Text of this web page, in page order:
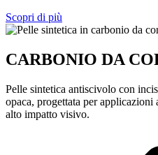
Scopri di più
CARBONIO DA
Pelle sintetica antiscivolo con
opaca, progettata per
alto impatto visivo.